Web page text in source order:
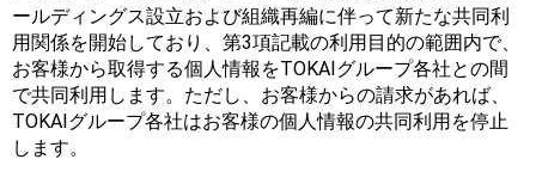
ールディングス設立および組織再編に伴って新たな共同利
用関係を開始しており、第3項記載の利用目的の範囲内で、
お客様から取得する個人情報をTOKAIグループ各社との間
で共同利用します。ただし、お客様からの請求があれば、
TOKAIグループ各社はお客様の個人情報の共同利用を停止
します。